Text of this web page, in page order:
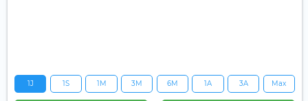
1J 1S 1M 3M 6M 1A 3A Max